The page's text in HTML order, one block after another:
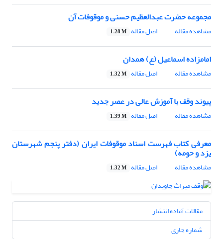
مجموعه حضرت عبدالعظیم حسنی و موقوفات آن
مشاهده مقاله اصل مقاله 1.28 M
امامزاده اسماعیل (ع) همدان
مشاهده مقاله اصل مقاله 1.32 M
پیوند وقف با آموزش عالی در عصر جدید
مشاهده مقاله اصل مقاله 1.39 M
معرفی کتاب فهرست اسناد موقوفات ایران (دفتر پنجم شهرستان
یزد و حومه)
مشاهده مقاله اصل مقاله 1.32 M
مقالات آماده انتشار
شماره جاری